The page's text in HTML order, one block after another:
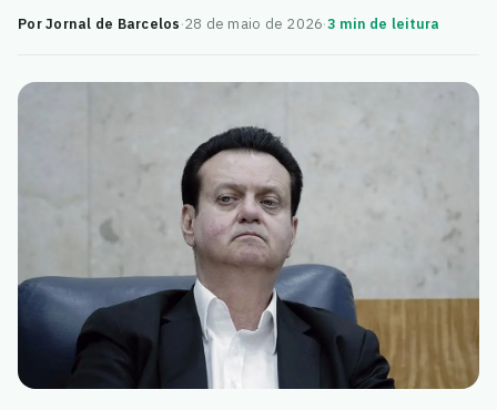
Por Jornal de Barcelos·28 de maio de 2026·3 min de leitura